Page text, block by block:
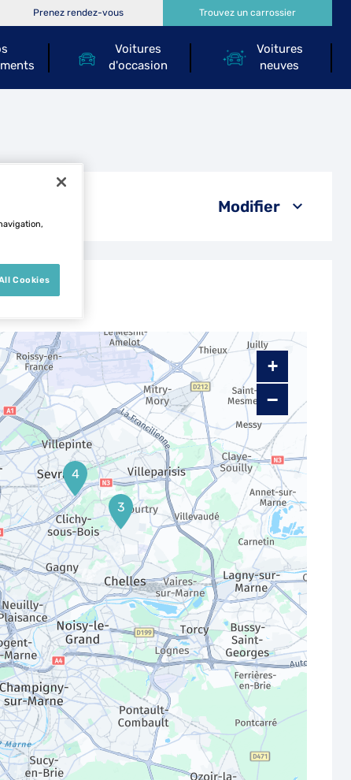
Voitures
d'occasion
Voitures
neuves
Prenez rendez-vous Trouvez un carrossier
Modifier
4
3
+
−
Cookies